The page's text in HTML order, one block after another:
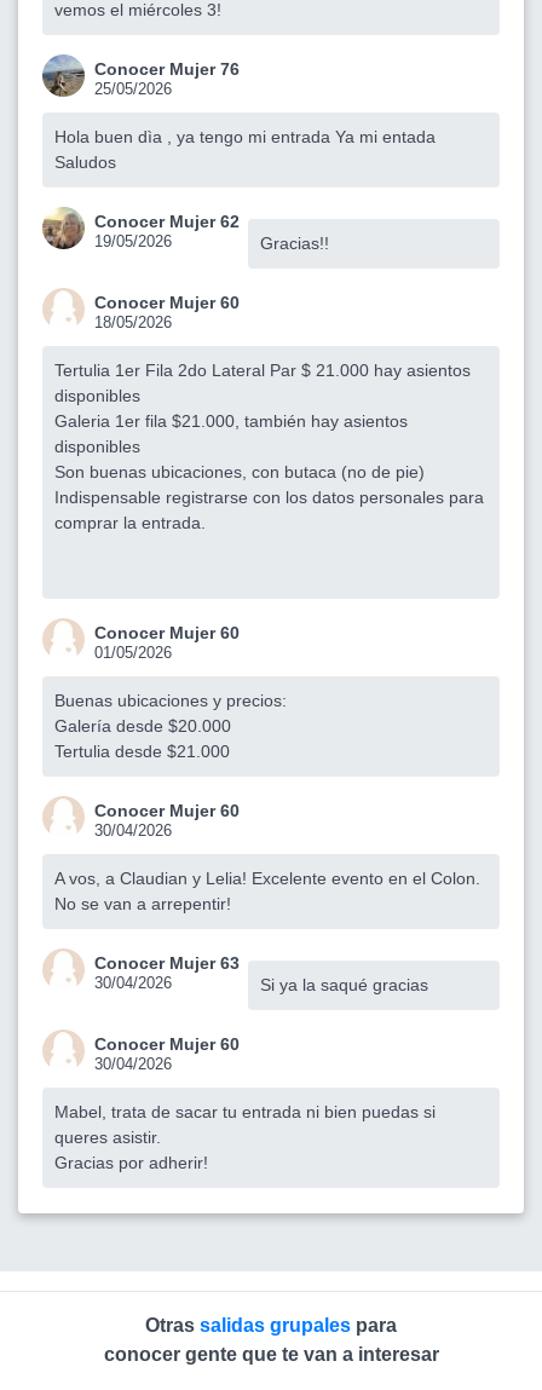
vemos el miércoles 3!
Conocer Mujer 76
25/05/2026
Hola buen dìa , ya tengo mi entrada Ya mi entada
Saludos
Conocer Mujer 62
19/05/2026 Gracias!!
Conocer Mujer 60
18/05/2026
Tertulia 1er Fila 2do Lateral Par $ 21.000 hay asientos
disponibles
Galeria 1er fila $21.000, también hay asientos
disponibles
Son buenas ubicaciones, con butaca (no de pie)
Indispensable registrarse con los datos personales para
comprar la entrada.
Conocer Mujer 60
01/05/2026
Buenas ubicaciones y precios:
Galería desde $20.000
Tertulia desde $21.000
Conocer Mujer 60
30/04/2026
A vos, a Claudian y Lelia! Excelente evento en el Colon.
No se van a arrepentir!
Conocer Mujer 63
30/04/2026 Si ya la saqué gracias
Conocer Mujer 60
30/04/2026
Mabel, trata de sacar tu entrada ni bien puedas si
queres asistir.
Gracias por adherir!
Otras salidas grupales para
conocer gente que te van a interesar